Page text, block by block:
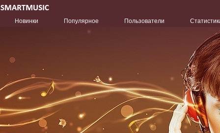
Новинки Популярное Пользователи